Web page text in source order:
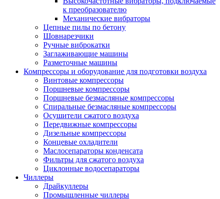
к преобразователю
Механические вибраторы
Цепные пилы по бетону
Шовнарезчики
Ручные виброкатки
Заглаживающие машины
Разметочные машины
Компрессоры и оборудование для подготовки воздуха
Винтовые компрессоры
Поршневые компрессоры
Поршневые безмасляные компрессоры
Спиральные безмасляные компрессоры
Осушители сжатого воздуха
Передвижные компрессоры
Дизельные компрессоры
Концевые охладители
Маслосепараторы конденсата
Фильтры для сжатого воздуха
Циклонные водосепараторы
Чиллеры
Драйкуллеры
Промышленные чиллеры